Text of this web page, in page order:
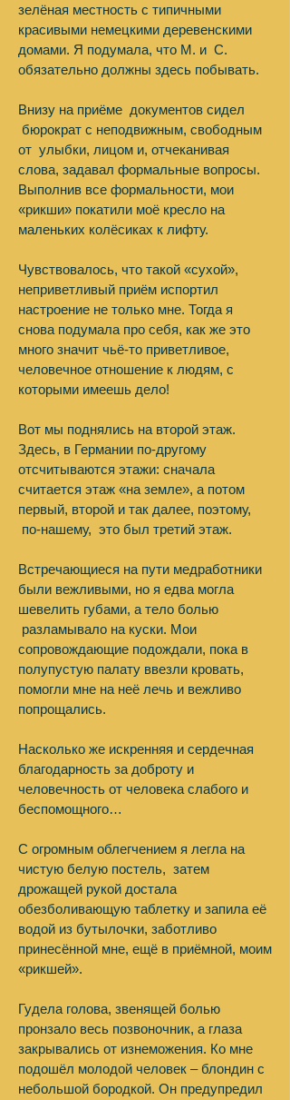
зелёная местность с типичными
красивыми немецкими деревенскими
домами. Я подумала, что М. и С.
обязательно должны здесь побывать.
Внизу на приёме документов сидел
бюрократ с неподвижным, свободным
от улыбки, лицом и, отчеканивая
слова, задавал формальные вопросы.
Выполнив все формальности, мои
«рикши» покатили моё кресло на
маленьких колёсиках к лифту.
Чувствовалось, что такой «сухой»,
неприветливый приём испортил
настроение не только мне. Тогда я
снова подумала про себя, как же это
много значит чьё-то приветливое,
человечное отношение к людям, с
которыми имеешь дело!
Вот мы поднялись на второй этаж.
Здесь, в Германии по-другому
отсчитываются этажи: сначала
считается этаж «на земле», а потом
первый, второй и так далее, поэтому,
по-нашему, это был третий этаж.
Встречающиеся на пути медработники
были вежливыми, но я едва могла
шевелить губами, а тело болью
разламывало на куски. Мои
сопровождающие подождали, пока в
полупустую палату ввезли кровать,
помогли мне на неё лечь и вежливо
попрощались.
Насколько же искренняя и сердечная
благодарность за доброту и
человечность от человека слабого и
беспомощного…
С огромным облегчением я легла на
чистую белую постель, затем
дрожащей рукой достала
обезболивающую таблетку и запила её
водой из бутылочки, заботливо
принесённой мне, ещё в приёмной, моим
«рикшей».
Гудела голова, звенящей болью
пронзало весь позвоночник, а глаза
закрывались от изнеможения. Ко мне
подошёл молодой человек – блондин с
небольшой бородкой. Он предупредил